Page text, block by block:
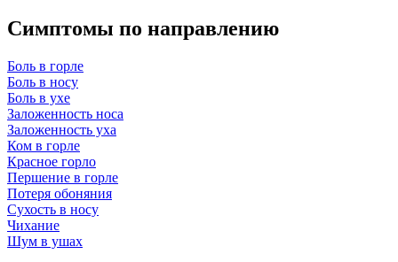
Симптомы по направлению
Боль в горле
Боль в носу
Боль в ухе
Заложенность носа
Заложенность уха
Ком в горле
Красное горло
Першение в горле
Потеря обоняния
Сухость в носу
Чихание
Шум в ушах